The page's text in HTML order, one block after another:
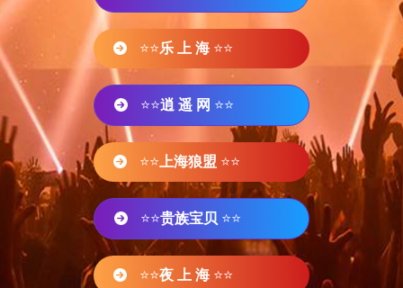
⭐⭐乐 上 海 ⭐⭐
⭐⭐逍 遥 网 ⭐⭐
⭐⭐ 上海狼盟 ⭐⭐
⭐⭐贵族宝贝 ⭐⭐
⭐⭐夜 上 海 ⭐⭐